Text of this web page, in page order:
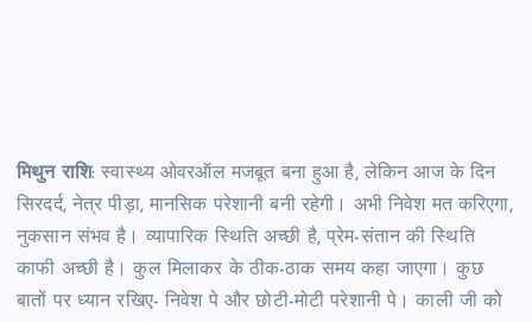
मिथुन राशि: स्वास्थ्य ओवरऑल मजबूत बना हुआ है, लेकिन आज के दिन
सिरदर्द, नेत्र पीड़ा, मानसिक परेशानी बनी रहेगी। अभी निवेश मत करिएगा,
नुकसान संभव है। व्यापारिक स्थिति अच्छी है, प्रेम-संतान की स्थिति
काफी अच्छी है। कुल मिलाकर के ठीक-ठाक समय कहा जाएगा। कुछ
बातों पर ध्यान रखिए- निवेश पे और छोटी-मोटी परेशानी पे। काली जी को